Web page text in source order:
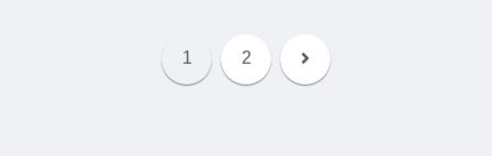
1 2 次